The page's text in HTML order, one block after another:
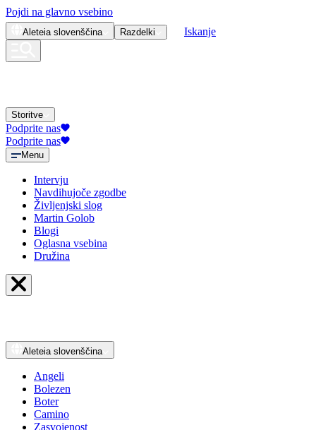
Pojdi na glavno vsebino
Aleteia slovenščina Razdelki Iskanje
Storitve
Podprite nas
Podprite nas
Menu
Intervju
Navdihujoče zgodbe
Življenjski slog
Martin Golob
Blogi
Oglasna vsebina
Družina
Aleteia slovenščina
Angeli
Bolezen
Boter
Camino
Zasvojenost